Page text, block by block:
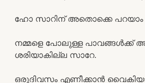
ഹോ സാറിന് അതൊക്കെ പറയാം
നമ്മളെ പോലുള്ള പാവങ്ങൾക്ക്
ശരിയാകില്ല സാറേ.
ഒരുദിവസം എണീക്കാൻ